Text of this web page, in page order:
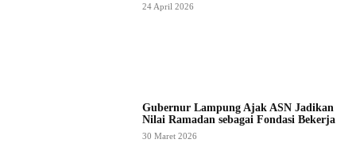
24 April 2026
Gubernur Lampung Ajak ASN Jadikan
Nilai Ramadan sebagai Fondasi Bekerja
30 Maret 2026